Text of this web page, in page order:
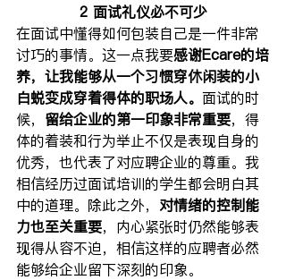
2 面试礼仪必不可少
在面试中懂得如何包装自己是一件非常
讨巧的事情。这一点我要感谢Ecare的培
养，让我能够从一个习惯穿休闲装的小
白蜕变成穿着得体的职场人。 面试的时
候， 留给企业的第一印象非常重要，得
体的着装和行为举止不仅是表现自身的
优秀，也代表了对应聘企业的尊重。我
相信经历过面试培训的学生都会明白其
中的道理。除此之外， 对情绪的控制能
力也至关重要，内心紧张时仍然能够表
现得从容不迫，相信这样的应聘者必然
能够给企业留下深刻的印象。